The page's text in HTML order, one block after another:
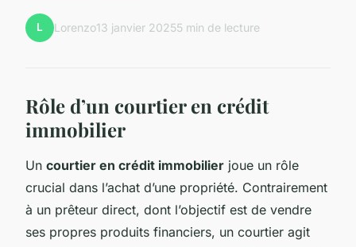
L Lorenzo13 janvier 20255 min de lecture
Rôle d’un courtier en crédit
immobilier
Un courtier en crédit immobilier joue un rôle
crucial dans l’achat d’une propriété. Contrairement
à un prêteur direct, dont l’objectif est de vendre
ses propres produits financiers, un courtier agit